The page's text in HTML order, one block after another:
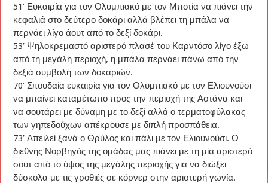
51’ Ευκαιρία για τον Ολυμπιακό με τον Μποτία να πιάνει την
κεφαλιά στο δεύτερο δοκάρι αλλά βλέπει τη μπάλα να
περνάει λίγο άουτ από το δεξί δοκάρι.
53’ Ψηλοκρεμαστό αριστερό πλασέ του Καρντόσο λίγο έξω
από τη μεγάλη περιοχή, η μπάλα περνάει πάνω από την
δεξιά συμβολή των δοκαριών.
70’ Σπουδαία ευκαιρία για τον Ολυμπιακό με τον Ελιουνούσι
να μπαίνει καταμέτωπο προς την περιοχή της Αστάνα και
να σουτάρει με δύναμη με το δεξί αλλά ο τερματοφύλακας
των γηπεδούχων απέκρουσε με διπλή προσπάθεια.
73’ Απειλεί ξανά ο Θρύλος και πάλι με τον Ελιουνούσι. Ο
διεθνής Νορβηγός της ομάδας μας πιάνει με τη μία αριστερό
σουτ από το ύψος της μεγάλης περιοχής για να διώξει
δύσκολα με τις γροθιές σε κόρνερ στην αριστερή γωνία.